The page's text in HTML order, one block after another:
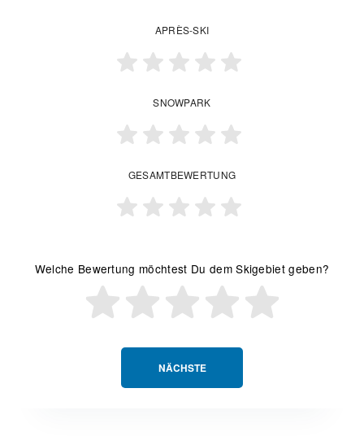
NÄCHSTE
APRÈS-SKI
SNOWPARK
GESAMTBEWERTUNG
Welche Bewertung möchtest Du dem Skigebiet geben?